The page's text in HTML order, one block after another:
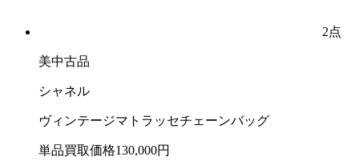
2点
美中古品
シャネル
ヴィンテージマトラッセチェーンバッグ
単品買取価格130,000円